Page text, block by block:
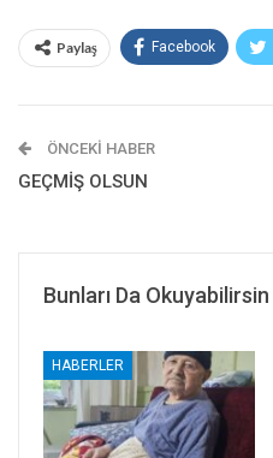
Paylaş Facebook
ÖNCEKI HABER
GEÇMİŞ OLSUN
Bunları Da Okuyabilirsin
HABERLER